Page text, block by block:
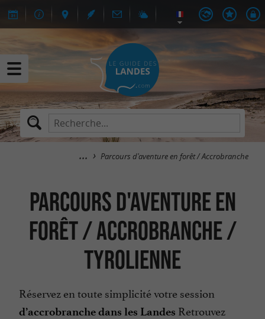
Parcours d'aventure en forêt / Accrobranche
Parcours d'aventure en
forêt / Accrobranche /
Tyrolienne
Réservez en toute simplicité votre session
d’accrobranche dans les Landes Retrouvez